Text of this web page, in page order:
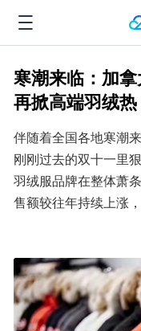
寒潮来临：加
再掀高端羽绒热
伴随着全国各地寒潮
刚刚过去的双十一里
羽绒服品牌在整体萧
售额较往年持续上涨